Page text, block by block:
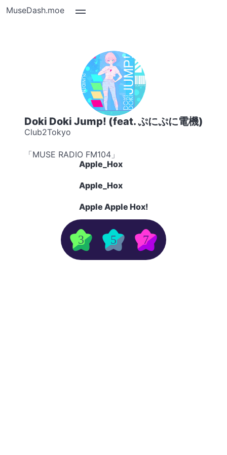
MuseDash.moe
Doki Doki Jump! (feat. ぷにぷに電機)
Club2Tokyo
「MUSE RADIO FM104」
Apple_Hox
Apple_Hox
Apple Apple Hox!
3 5 7